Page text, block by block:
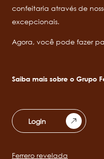
confeitaria através de
excepcionais.
Agora, você pode fazer
Saiba mais sobre o Grupo
Login
Ferrero revelada